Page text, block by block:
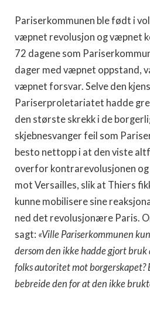
Pariserkommunen ble født i
væpnet revolusjon og væpnet
72 dagene som
dager med væpnet oppstand,
væpnet forsvar. Selve den
Pariserproletariatet hadde
den største skrekk i de
skjebnesvanger feil som
besto nettopp i at den viste
overfor kontrarevolusjonen
mot Versailles, slik at Thiers
kunne mobilisere sine
ned det revolusjonære Paris.
sagt: «Ville Pariserkommunen
dersom den ikke hadde gjort
folks autoritet mot
bebreide den for at den ikke